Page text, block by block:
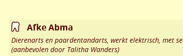
Afke Abma
Dierenarts en paardentandarts, werkt elektrisch, met
(aanbevolen door Talitha Wanders)